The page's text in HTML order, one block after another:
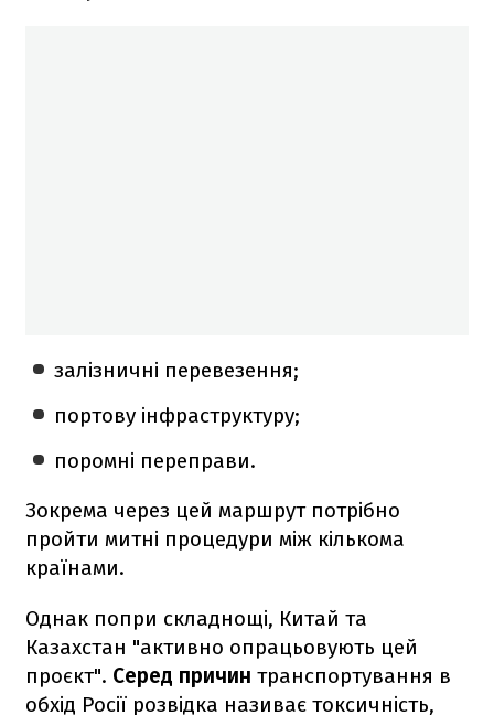
залізничні перевезення;
портову інфраструктуру;
поромні переправи.
Зокрема через цей маршрут потрібно
пройти митні процедури між кількома
країнами.
Однак попри складнощі, Китай та
Казахстан "активно опрацьовують цей
проєкт". Серед причин транспортування в
обхід Росії розвідка називає токсичність,